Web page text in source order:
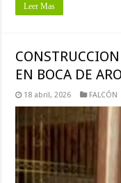
Leer Mas
EN BOCA DE
18 abril, 2026 FALCÓN